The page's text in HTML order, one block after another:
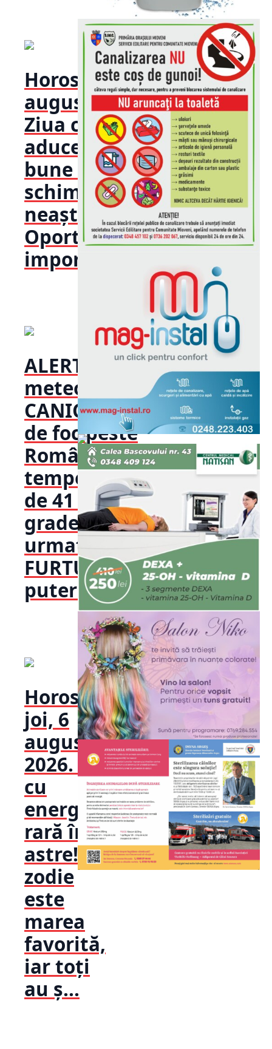
Horoscop 7
august 2026.
Ziua care
aduce vești
bune și
schimbări
neașteptate.
Oportunități
importante...
ALERTĂ
meteo!
CANICULĂ
de foc peste
România:
temperaturi
de 41 de
grade,
urmate de
FURTUNI
puternice...
Horoscop
joi, 6
august
2026. Zi
cu
energie
rară în
astre! O
zodie
este
marea
favorită,
iar toți
au ș...